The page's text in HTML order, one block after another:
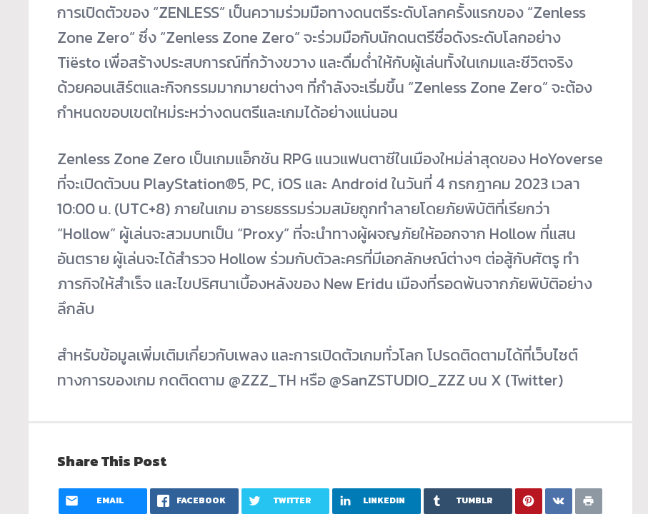
การเปิดตัวของ “ZENLESS” เป็นความร่วมมือทางดนตรีระดับโลกครั้งแรกของ “Zenless
Zone Zero” ซึ่ง “Zenless Zone Zero” จะร่วมมือกับนักดนตรีชื่อดังระดับโลกอย่าง
Tiësto เพื่อสร้างประสบการณ์ที่กว้างขวาง และดื่มด่ำให้กับผู้เล่นทั้งในเกมและชีวิตจริง
ด้วยคอนเสิร์ตและกิจกรรมมากมายต่างๆ ที่กำลังจะเริ่มขึ้น “Zenless Zone Zero” จะต้อง
กำหนดขอบเขตใหม่ระหว่างดนตรีและเกมได้อย่างแน่นอน
Zenless Zone Zero เป็นเกมแอ็กชัน RPG แนวแฟนตาซีในเมืองใหม่ล่าสุดของ HoYoverse
ที่จะเปิดตัวบน PlayStation®5, PC, iOS และ Android ในวันที่ 4 กรกฎาคม 2023 เวลา
10:00 น. (UTC+8) ภายในเกม อารยธรรมร่วมสมัยถูกทำลายโดยภัยพิบัติที่เรียกว่า
“Hollow” ผู้เล่นจะสวมบทเป็น “Proxy” ที่จะนำทางผู้ผจญภัยให้ออกจาก Hollow ที่แสน
อันตราย ผู้เล่นจะได้สำรวจ Hollow ร่วมกับตัวละครที่มีเอกลักษณ์ต่างๆ ต่อสู้กับศัตรู ทำ
ภารกิจให้สำเร็จ และไขปริศนาเบื้องหลังของ New Eridu เมืองที่รอดพ้นจากภัยพิบัติอย่าง
ลึกลับ
สำหรับข้อมูลเพิ่มเติมเกี่ยวกับเพลง และการเปิดตัวเกมทั่วโลก โปรดติดตามได้ที่เว็บไซต์
ทางการของเกม กดติดตาม @ZZZ_TH หรือ @SanZSTUDIO_ZZZ บน X (Twitter)
Share This Post
EMAIL FACEBOOK TWITTER LINKEDIN TUMBLR